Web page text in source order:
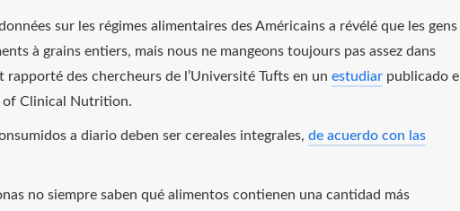
sur les régimes alimentaires des Américains a révélé que les gens
à grains entiers, mais nous ne mangeons toujours pas assez dans
des chercheurs de l’Université Tufts en un estudiar publicado el
of Clinical Nutrition.
a diario deben ser cereales integrales, de acuerdo con las
no siempre saben qué alimentos contienen una cantidad más